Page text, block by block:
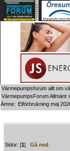
Värmepumpsforum allt om
VärmepumpsForum Allmänt
Ämne: Elförbrukning maj
Sidor: [1]Gå ned